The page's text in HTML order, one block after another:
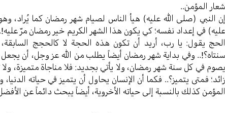
شعار المؤمن..
إن النبي (صلی الله عليه) هيأ الناس لصيام شهر رمضان كما يُراد،
عليه) في إعداد نفسه؛ كي يكون هذا الشهر الكريم خير رمضان مرّ
الحج يقول: يا رب، أريد أن تكون هذه الحجة لا كالحجج
سنتاه؟!.. وفي بداية شهر رمضان أيضاً يطلب من الله عز وجل، أن
يصوم في كل سنة شهر رمضان، ولا يأتي بجديد: فلا مناجاة متميزة، ولا
زائد؛ فمتى يتميز؟.. فكما أن الإنسان يحاول أن يتميز في حياته
المؤمن كذلك بالنسبة إلى حياته الأخروية، أيضاً يبحث دائماً عن